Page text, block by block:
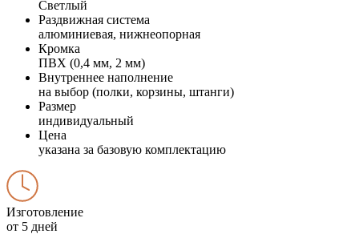
Светлый
Раздвижная система
алюминиевая, нижнеопорная
Кромка
ПВХ (0,4 мм, 2 мм)
Внутреннее наполнение
на выбор (полки, корзины, штанги)
Размер
индивидуальный
Цена
указана за базовую комплектацию
Изготовление
от 5 дней